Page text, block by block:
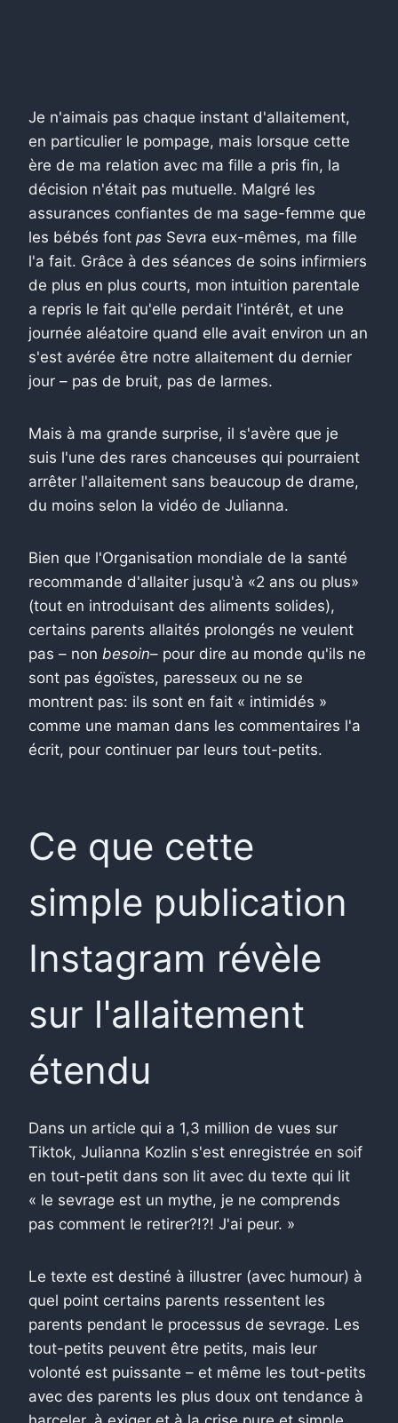
Je n'aimais pas chaque instant d'allaitement,
en particulier le pompage, mais lorsque cette
ère de ma relation avec ma fille a pris fin, la
décision n'était pas mutuelle. Malgré les
assurances confiantes de ma sage-femme que
les bébés font pas Sevra eux-mêmes, ma fille
l'a fait. Grâce à des séances de soins infirmiers
de plus en plus courts, mon intuition parentale
a repris le fait qu'elle perdait l'intérêt, et une
journée aléatoire quand elle avait environ un an
s'est avérée être notre allaitement du dernier
jour – pas de bruit, pas de larmes.
Mais à ma grande surprise, il s'avère que je
suis l'une des rares chanceuses qui pourraient
arrêter l'allaitement sans beaucoup de drame,
du moins selon la vidéo de Julianna.
Bien que l'Organisation mondiale de la santé
recommande d'allaiter jusqu'à «2 ans ou plus»
(tout en introduisant des aliments solides),
certains parents allaités prolongés ne veulent
pas – non besoin– pour dire au monde qu'ils ne
sont pas égoïstes, paresseux ou ne se
montrent pas: ils sont en fait « intimidés »
comme une maman dans les commentaires l'a
écrit, pour continuer par leurs tout-petits.
Ce que cette
simple publication
Instagram révèle
sur l'allaitement
étendu
Dans un article qui a 1,3 million de vues sur
Tiktok, Julianna Kozlin s'est enregistrée en soif
en tout-petit dans son lit avec du texte qui lit
« le sevrage est un mythe, je ne comprends
pas comment le retirer?!?! J'ai peur. »
Le texte est destiné à illustrer (avec humour) à
quel point certains parents ressentent les
parents pendant le processus de sevrage. Les
tout-petits peuvent être petits, mais leur
volonté est puissante – et même les tout-petits
avec des parents les plus doux ont tendance à